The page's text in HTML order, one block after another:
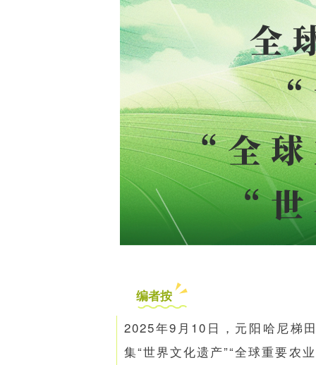
编者按
2025年9月10日，元阳哈尼梯
集“世界文化遗产”“全球重要农